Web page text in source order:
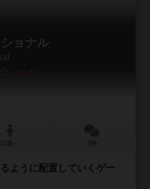
ョナル
6.0
ように配置していくゲー